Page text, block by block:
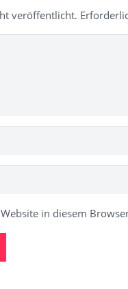
veröffentlicht.
in diesem